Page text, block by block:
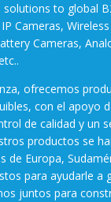
solutions to global
Cameras,
Cameras,
ofrecemos
con el apoyo
de calidad y un
productos se
de Europa,
para ayudarle a
juntos para